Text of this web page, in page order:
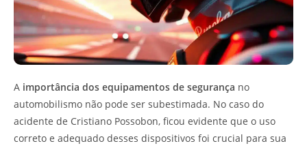
A importância dos equipamentos de segurança no
automobilismo não pode ser subestimada. No caso do
acidente de Cristiano Possobon, ficou evidente que o uso
correto e adequado desses dispositivos foi crucial para sua